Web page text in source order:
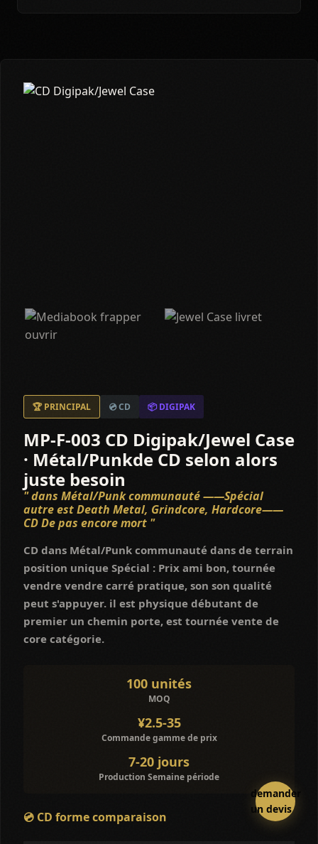
🏆 PRINCIPAL 💿 CD 📦 DIGIPAK
MP-F-003 CD Digipak/Jewel Case
· Métal/Punkde CD selon alors
juste besoin
" dans Métal/Punk communauté ——Spécial
autre est Death Metal, Grindcore, Hardcore——
CD De pas encore mort "
CD dans Métal/Punk communauté dans de terrain
position unique Spécial : Prix ami bon, tournée
vendre vendre carré pratique, son son qualité
peut s'appuyer. il est physique débutant de
premier un chemin porte, est tournée vente de
core catégorie.
100 unités
MOQ
¥2.5-35
Commande gamme de prix
7-20 jours
Production Semaine période
💿 CD forme comparaison
demander
un devis